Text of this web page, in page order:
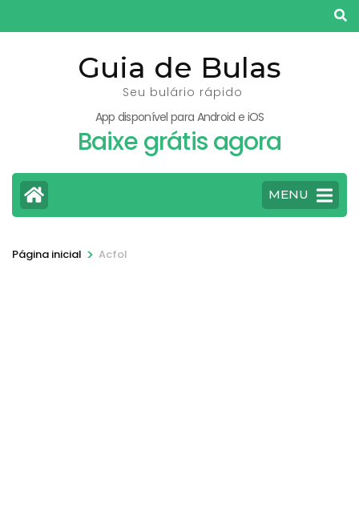
para
Guia de Bulas
Seu bulário rápido
App disponível para Android e iOS
Baixe grátis agora
MENU
Página inicial > Acfol